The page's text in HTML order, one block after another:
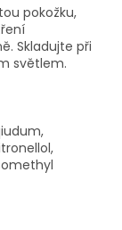
pokožku,
Skladujte při
světlem.